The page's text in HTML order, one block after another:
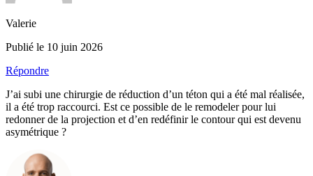
Valerie
Publié le 10 juin 2026
Répondre
J’ai subi une chirurgie de réduction d’un téton qui a été mal réalisée,
il a été trop raccourci. Est ce possible de le remodeler pour lui
redonner de la projection et d’en redéfinir le contour qui est devenu
asymétrique ?